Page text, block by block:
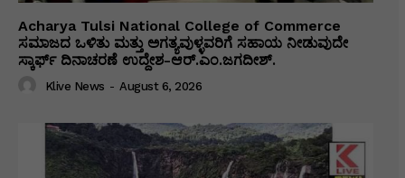
Acharya Tulsi National College of Commerce
ಸಮಾಜದ ಒಳಿತು ಮತ್ತು ಅಗತ್ಯವುಳ್ಳವರಿಗೆ ಸಹಾಯ ನೀಡುವುದೇ
ಸ್ಕಾರ್ಫ್ ದಿನಾಚರಣೆ ಉದ್ದೇಶ-ಆರ್.ಎಂ.ಜಗದೀಶ್.
Klive News - August 6, 2026